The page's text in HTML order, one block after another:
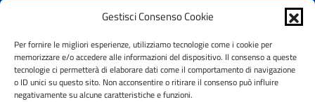
Gestisci Consenso Cookie
Per fornire le migliori esperienze, utilizziamo tecnologie come i cookie per
memorizzare e/o accedere alle informazioni del dispositivo. Il consenso a queste
tecnologie ci permetterà di elaborare dati come il comportamento di navigazione
o ID unici su questo sito. Non acconsentire o ritirare il consenso può influire
negativamente su alcune caratteristiche e funzioni.
Informativa privacy
Dichiarazione di accessibilità
Obiettivi di accessibilità
Note legali